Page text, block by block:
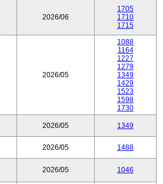
2026/06
1705
1710
1715
2026/05
1088
1164
1227
1279
1349
1429
1523
1598
1730
2026/05 1349
2026/05 1488
2026/05 1046